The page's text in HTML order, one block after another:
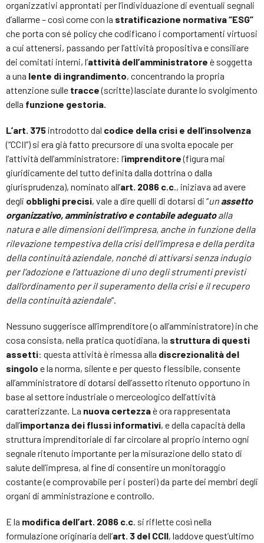
organizzativi approntati per l’individuazione di eventuali segnali
d’allarme – così come con la stratificazione normativa “ESG”
che porta con sé policy che codificano i comportamenti virtuosi
a cui attenersi, passando per l’attività propositiva e consiliare
dei comitati interni, l’attività dell’amministratore è soggetta
a una lente di ingrandimento, concentrando la propria
attenzione sulle tracce(scritte) lasciate durante lo svolgimento
della funzione gestoria.
L’art. 375 introdotto dal codice della crisi e dell’insolvenza
(“CCII”) si era già fatto precursore di una svolta epocale per
l’attività dell’amministratore: l’imprenditore(figura mai
giuridicamente del tutto definita dalla dottrina o dalla
giurisprudenza), nominato all’art. 2086 c.c., iniziava ad avere
degli obblighi precisi, vale a dire quelli di dotarsi di “un assetto
organizzativo, amministrativo e contabile adeguatoalla
natura e alle dimensioni dell’impresa, anche in funzione della
rilevazione tempestiva della crisi dell’impresa e della perdita
della continuità aziendale, nonché di attivarsi senza indugio
per l’adozione e l’attuazione di uno degli strumenti previsti
dall’ordinamento per il superamento della crisi e il recupero
della continuità aziendale“.
Nessuno suggerisce all’imprenditore (o all’amministratore) in che
cosa consista, nella pratica quotidiana, la struttura di questi
assetti: questa attività è rimessa alla discrezionalità del
singolo e la norma, silente e per questo flessibile, consente
all’amministratore di dotarsi dell’assetto ritenuto opportuno in
base al settore industriale o merceologico dell’attività
caratterizzante. La nuova certezzaè ora rappresentata
dall’importanza dei flussi informativi, e della capacità della
struttura imprenditoriale di far circolare al proprio interno ogni
segnale ritenuto importante per la misurazione dello stato di
salute dell’impresa, al fine di consentire un monitoraggio
costante (e comprovabile per i posteri) da parte dei membri degli
organi di amministrazione e controllo.
E la modifica dell’art. 2086 c.c. si riflette così nella
formulazione originaria dell’art. 3 del CCII, laddove quest’ultimo